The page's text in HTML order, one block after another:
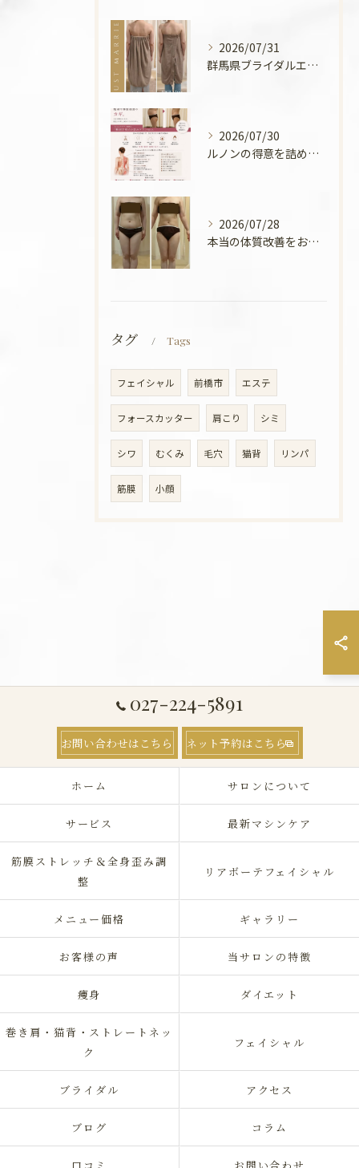
2026/07/31
群馬県ブライダルエステ💍
2026/07/30
ルノンの得意を詰めてみました🧡
2026/07/28
本当の体質改善をお手伝い✨
タグ Tags
フェイシャル 前橋市 エステ
フォースカッター 肩こり シミ
シワ むくみ 毛穴 猫背 リンパ
筋膜 小顔
027-224-5891
お問い合わせはこちら ネット予約はこちら
ホーム サロンについて
サービス 最新マシンケア
筋膜ストレッチ＆全身歪み調
整
リアボーテフェイシャル
メニュー価格 ギャラリー
お客様の声 当サロンの特徴
痩身 ダイエット
巻き肩・猫背・ストレートネッ
ク
フェイシャル
ブライダル アクセス
ブログ コラム
口コミ お問い合わせ